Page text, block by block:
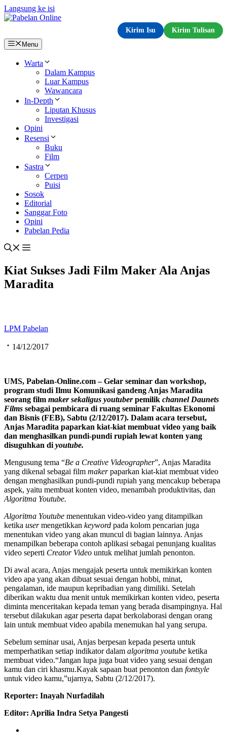
Langsung ke isi
Kirim Isu
Kirim Tulisan
Menu
Warta
Dalam Kampus
Luar Kampus
Wawancara
In-Depth
Liputan Khusus
Investigasi
Opini
Resensi
Buku
Film
Sastra
Cerpen
Puisi
Sosok
Editorial
Sanggar Foto
Opini
Pabelan Pedia
Kiat Sukses Jadi Film Maker Ala Anjas
Maradita
LPM Pabelan
14/12/2017
UMS, Pabelan-Online.com – Gelar seminar dan workshop,
program studi Ilmu Komunikasi gandeng Anjas Maradita
seorang film maker sekaligus youtuberpemilik channel Daunets
Films sebagai pembicara di ruang seminar Fakultas Ekonomi
dan Bisnis (FEB), Sabtu (2/12/2017). Dalam acara tersebut,
Anjas Maradita paparkan kiat-kiat membuat video yang baik
dan menghasilkan pundi-pundi rupiah lewat konten yang
disuguhkan di youtube.
Mengusung tema “Be a Creative Videographer”, Anjas Maradita
yang dikenal sebagai film makerpaparkan kiat-kiat membuat video
dengan menghasilkan pundi-pundi rupiah yang mencakup beberapa
aspek, yaitu membuat konten video, menambah produktivitas, dan
Algoritma Youtube.
Algoritma Youtube menentukan video-video yang ditampilkan
ketika usermengetikkan keyword pada kolom pencarian juga
menentukan video yang akan muncul di bagian lainnya. Anjas
menampilkan beberapa contoh aplikasi sebagai penunjang kualitas
video seperti Creator Video untuk melihat jumlah penonton.
Di awal acara, Anjas mengajak peserta untuk memikirkan konten
video apa yang akan dibuat sesuai dengan hobbi, minat,
pengalaman, ide maupun kepribadian yang dimiliki. Setelah
diberikan waktu dua menit untuk memikirkan konten video, peserta
diminta menceritakan kepada teman yang berada disampingnya. Hal
tersebut dilakukan agar peserta dapat berkolaborasi dengan orang
lain untuk membuat video apabila menemukan hal yang serupa.
Sebelum seminar usai, Anjas berpesan kepada peserta untuk
memperhatikan setiap indikator dalam algoritma youtube ketika
membuat video.“Jangan lupa juga buat video yang sesuai dengan
kamu dan ciri khasmu.Kayak sapaan buat penonton dan fontsyle
untuk video kamu,”ujarnya, Sabtu (2/12/2017).
Reporter: Inayah Nurfadilah
Editor: Aprilia Indra Setya Pangesti